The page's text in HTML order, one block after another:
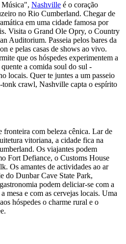
Música", Nashville é o coração
no Rio Cumberland. Chegar de
em uma cidade famosa por
Visita o Grand Ole Opry, o Country
Auditorium. Passeia pelos bares da
e pelas casas de shows ao vivo.
que os hóspedes experimentem a
a comida soul do sul -
locais. Quer te juntes a um passeio
crawl, Nashville capta o espírito
fronteira com beleza cênica. Lar de
vitoriana, a cidade fica na
Os viajantes podem
Fort Defiance, o Customs House
Os amantes de actividades ao ar
do Dunbar Cave State Park,
podem deliciar-se com a
mesa e com as cervejas locais. Uma
hóspedes o charme rural e o